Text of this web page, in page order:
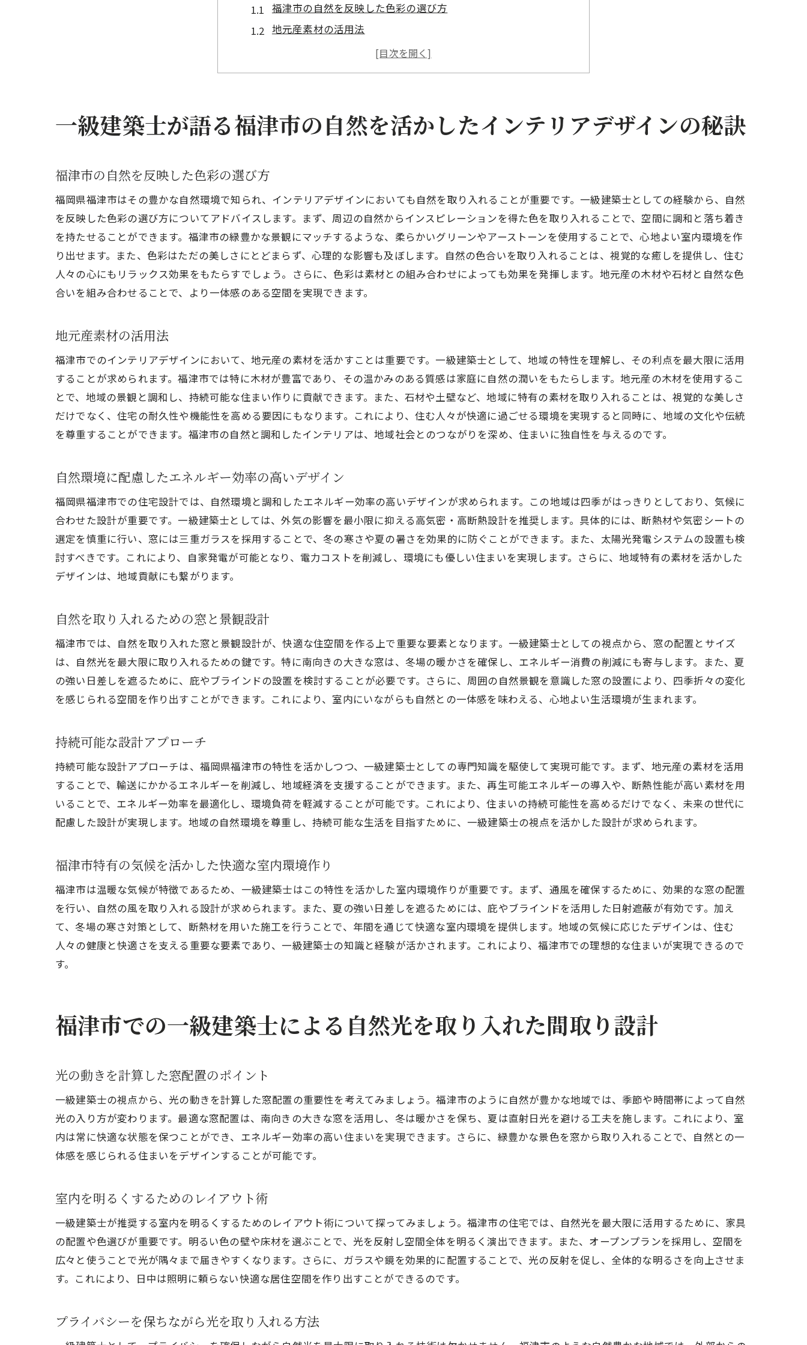
福津市の自然を反映した色彩の選び方
地元産素材の活用法
自然環境に配慮したエネルギー効率の高いデザイン
自然を取り入れるための窓と景観設計
福津市特有の気候を活かした快適な室内環境作り
福津市での一級建築士による自然光を取り入れた間取り設計
プライバシーを保ちながら光を取り入れる方法
季節に応じた自然光の調整法
光と影を楽しむインテリアアイデア
自然光を活用した省エネ対策
インテリア素材選びで失敗しないための一級建築士のアドバイス
耐久性と美しさを兼ね備えた素材選び
手入れが簡単な素材の特徴
環境に優しいエコ素材のメリット
ライフスタイルに合った福津市でのインテリア配置術
趣味を活かしたインテリアのアイデア
収納スペースの効率的な配置方法
動線を意識した家具配置の工夫
リラックスできるプライベート空間の演出法
地域の季節感を感じるディテール
ローカルアーティストとのコラボレーション
地元の植物を使ったインテリアデザイン
地域特有の気候風土に対応した設計
空間に広がりを持たせるデザイン
自然の色を活かしたペイントの選び方
ナチュラル素材を用いた家具選び
自然を感じるアクセントの取り入れ方
自然光を最大限に活用した福津市の住まいづくり
日射しの効果的な取り入れ方
光の反射を利用した明るい空間作り
照明と組み合わせた自然光活用術
庭と室内の一体感を生む設計
福津市の魅力を引き出す一級建築士のインテリア設計
地域の特産品を活かしたデザインアイデア
地域イベントに合わせた季節の装飾
訪れる人を魅了するインテリアの工夫
地域のストーリーを感じるデザイン
一級建築士が語る福津市の自然を活かしたインテリアデザインの秘訣
福津市の自然を反映した色彩の選び方
福岡県福津市はその豊かな自然環境で知られ、インテリアデザインにおいても自然を取り入れることが重要です。一級建築士としての経験から、自然
を反映した色彩の選び方についてアドバイスします。まず、周辺の自然からインスピレーションを得た色を取り入れることで、空間に調和と落ち着き
を持たせることができます。福津市の緑豊かな景観にマッチするような、柔らかいグリーンやアーストーンを使用することで、心地よい室内環境を作
り出せます。また、色彩はただの美しさにとどまらず、心理的な影響も及ぼします。自然の色合いを取り入れることは、視覚的な癒しを提供し、住む
人々の心にもリラックス効果をもたらすでしょう。さらに、色彩は素材との組み合わせによっても効果を発揮します。地元産の木材や石材と自然な色
合いを組み合わせることで、より一体感のある空間を実現できます。
地元産素材の活用法
福津市でのインテリアデザインにおいて、地元産の素材を活かすことは重要です。一級建築士として、地域の特性を理解し、その利点を最大限に活用
することが求められます。福津市では特に木材が豊富であり、その温かみのある質感は家庭に自然の潤いをもたらします。地元産の木材を使用するこ
とで、地域の景観と調和し、持続可能な住まい作りに貢献できます。また、石材や土壁など、地域に特有の素材を取り入れることは、視覚的な美しさ
だけでなく、住宅の耐久性や機能性を高める要因にもなります。これにより、住む人々が快適に過ごせる環境を実現すると同時に、地域の文化や伝統
を尊重することができます。福津市の自然と調和したインテリアは、地域社会とのつながりを深め、住まいに独自性を与えるのです。
自然環境に配慮したエネルギー効率の高いデザイン
福岡県福津市での住宅設計では、自然環境と調和したエネルギー効率の高いデザインが求められます。この地域は四季がはっきりとしており、気候に
合わせた設計が重要です。一級建築士としては、外気の影響を最小限に抑える高気密・高断熱設計を推奨します。具体的には、断熱材や気密シートの
選定を慎重に行い、窓には三重ガラスを採用することで、冬の寒さや夏の暑さを効果的に防ぐことができます。また、太陽光発電システムの設置も検
討すべきです。これにより、自家発電が可能となり、電力コストを削減し、環境にも優しい住まいを実現します。さらに、地域特有の素材を活かした
デザインは、地域貢献にも繋がります。
自然を取り入れるための窓と景観設計
福津市では、自然を取り入れた窓と景観設計が、快適な住空間を作る上で重要な要素となります。一級建築士としての視点から、窓の配置とサイズ
は、自然光を最大限に取り入れるための鍵です。特に南向きの大きな窓は、冬場の暖かさを確保し、エネルギー消費の削減にも寄与します。また、夏
の強い日差しを遮るために、庇やブラインドの設置を検討することが必要です。さらに、周囲の自然景観を意識した窓の設置により、四季折々の変化
を感じられる空間を作り出すことができます。これにより、室内にいながらも自然との一体感を味わえる、心地よい生活環境が生まれます。
持続可能な設計アプローチ
持続可能な設計アプローチは、福岡県福津市の特性を活かしつつ、一級建築士としての専門知識を駆使して実現可能です。まず、地元産の素材を活用
することで、輸送にかかるエネルギーを削減し、地域経済を支援することができます。また、再生可能エネルギーの導入や、断熱性能が高い素材を用
いることで、エネルギー効率を最適化し、環境負荷を軽減することが可能です。これにより、住まいの持続可能性を高めるだけでなく、未来の世代に
配慮した設計が実現します。地域の自然環境を尊重し、持続可能な生活を目指すために、一級建築士の視点を活かした設計が求められます。
福津市特有の気候を活かした快適な室内環境作り
福津市は温暖な気候が特徴であるため、一級建築士はこの特性を活かした室内環境作りが重要です。まず、通風を確保するために、効果的な窓の配置
を行い、自然の風を取り入れる設計が求められます。また、夏の強い日差しを遮るためには、庇やブラインドを活用した日射遮蔽が有効です。加え
て、冬場の寒さ対策として、断熱材を用いた施工を行うことで、年間を通じて快適な室内環境を提供します。地域の気候に応じたデザインは、住む
人々の健康と快適さを支える重要な要素であり、一級建築士の知識と経験が活かされます。これにより、福津市での理想的な住まいが実現できるので
す。
福津市での一級建築士による自然光を取り入れた間取り設計
光の動きを計算した窓配置のポイント
一級建築士の視点から、光の動きを計算した窓配置の重要性を考えてみましょう。福津市のように自然が豊かな地域では、季節や時間帯によって自然
光の入り方が変わります。最適な窓配置は、南向きの大きな窓を活用し、冬は暖かさを保ち、夏は直射日光を避ける工夫を施します。これにより、室
内は常に快適な状態を保つことができ、エネルギー効率の高い住まいを実現できます。さらに、緑豊かな景色を窓から取り入れることで、自然との一
体感を感じられる住まいをデザインすることが可能です。
室内を明るくするためのレイアウト術
一級建築士が推奨する室内を明るくするためのレイアウト術について探ってみましょう。福津市の住宅では、自然光を最大限に活用するために、家具
の配置や色選びが重要です。明るい色の壁や床材を選ぶことで、光を反射し空間全体を明るく演出できます。また、オープンプランを採用し、空間を
広々と使うことで光が隅々まで届きやすくなります。さらに、ガラスや鏡を効果的に配置することで、光の反射を促し、全体的な明るさを向上させま
す。これにより、日中は照明に頼らない快適な居住空間を作り出すことができるのです。
プライバシーを保ちながら光を取り入れる方法